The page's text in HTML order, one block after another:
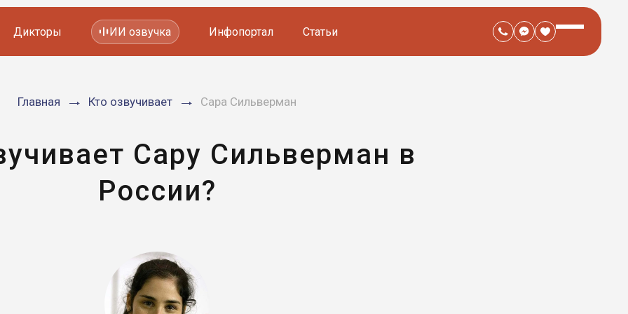
Мультфильмов
Дикторы ИИ озвучка Инфопортал Статьи
Главная Кто озвучивает Сара Сильверман
Сару Сильверман в
России?